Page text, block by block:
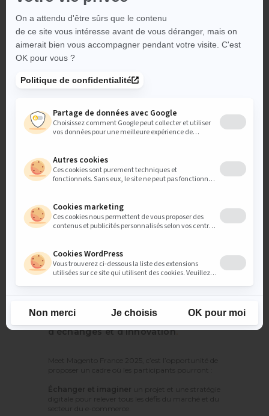
toujours été claire et simple :
e-commerce sur la solution Magento/Adobe Commerce.
Cette expertise s’exprime tant dans notre travail quotidien que
dans notre volonté de créer des environnements propices aux
échanges et à l’innovation. Aux côtés de partenaires et confrères
de l’écosystème, nous contribuons à offrir aux participants
événement à la hauteur de leurs attentes.
un environnement
d’échanges et d’innovation.
Meet Magento France 2025, c’est l’opportunité de
proposer un cadre où les participants pourront :
Échanger et imaginer
un projet et une stratégie
digitale pour relever tous les défis du marché et du
secteur du e-commerce.